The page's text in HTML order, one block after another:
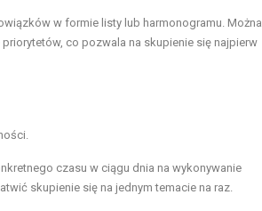
w formie listy lub harmonogramu. Można
co pozwala na skupienie się najpierw
czasu w ciągu dnia na wykonywanie
skupienie się na jednym temacie na raz.